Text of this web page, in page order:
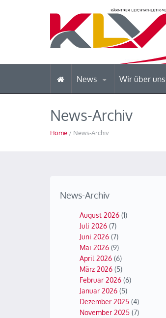
News Wir über uns
News-Archiv
Home / News-Archiv
News-Archiv
August 2026 (1)
Juli 2026 (7)
Juni 2026 (7)
Mai 2026 (9)
April 2026 (6)
März 2026 (5)
Februar 2026 (6)
Januar 2026 (5)
Dezember 2025 (4)
November 2025 (7)